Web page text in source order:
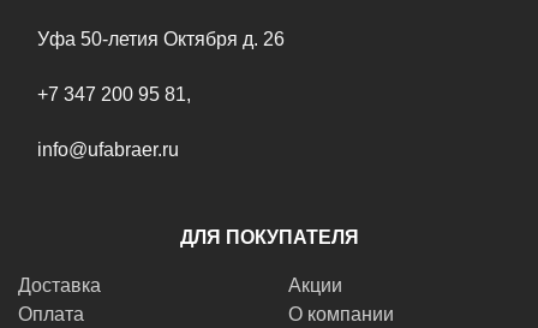
Уфа 50-летия Октября д. 26
+7 347 200 95 81,
info@ufabraer.ru
ДЛЯ ПОКУПАТЕЛЯ
Доставка
Оплата
Акции
О компании